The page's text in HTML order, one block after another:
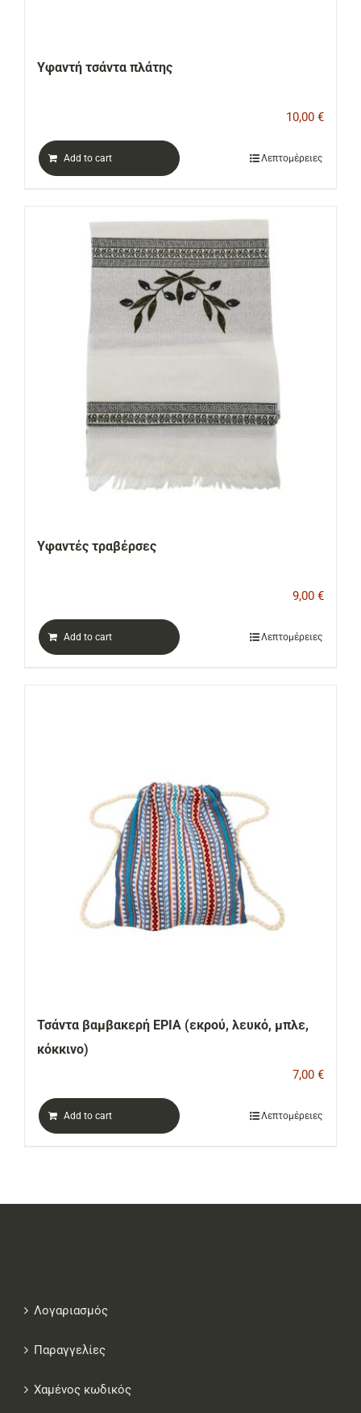
Υφαντή τσάντα πλάτης
10,00 €
Add to cart Λεπτομέρειες
Υφαντές τραβέρσες
9,00 €
Add to cart Λεπτομέρειες
Τσάντα βαμβακερή ΕΡΙΑ (εκρού, λευκό, μπλε,
κόκκινο)
7,00 €
Add to cart Λεπτομέρειες
Λογαριασμός
Παραγγελίες
Χαμένος κωδικός